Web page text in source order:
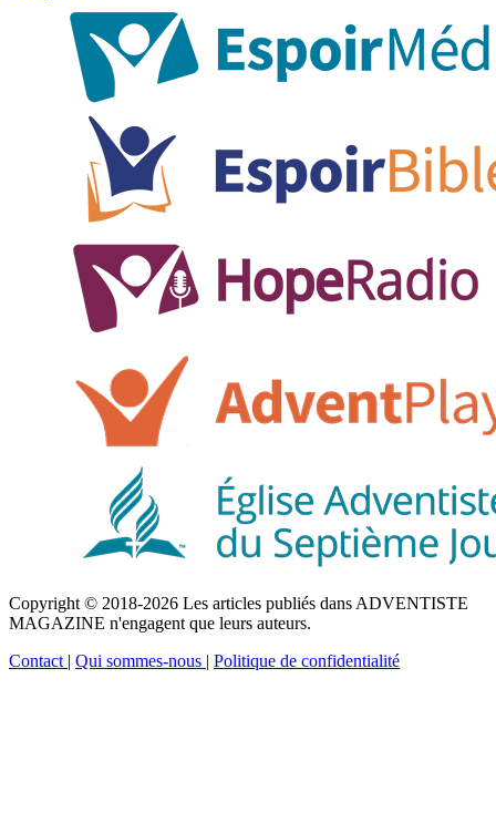
Copyright © 2018-2026 Les articles publiés dans ADVENTISTE
MAGAZINE n'engagent que leurs auteurs.
Contact | Qui sommes-nous | Politique de confidentialité